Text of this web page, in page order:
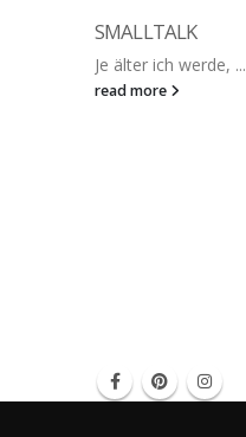
SMALLTALK
Je älter ich werde, ...
read more